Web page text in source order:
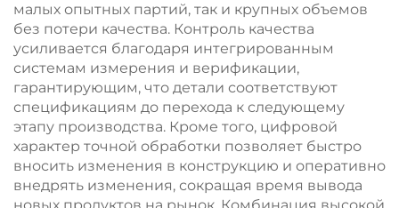
малых опытных партий, так и крупных объемов
без потери качества. Контроль качества
усиливается благодаря интегрированным
системам измерения и верификации,
гарантирующим, что детали соответствуют
спецификациям до перехода к следующему
этапу производства. Кроме того, цифровой
характер точной обработки позволяет быстро
вносить изменения в конструкцию и оперативно
внедрять изменения, сокращая время вывода